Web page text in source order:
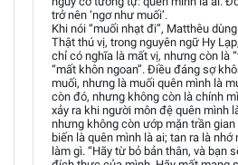
trở nên ‘ngơ như muối’.
Khi nói “muối nhạt đi”, Matthêu
Thật thú vị, trong nguyên ngữ Hy
chỉ có nghĩa là mất vị, nhưng còn là
“mất khôn ngoan”. Điều đáng sợ
muối, nhưng là muối quên mình là
còn đó, nhưng không còn là chính
xảy ra khi người môn đệ quên mình
nhưng không còn ướp mặn trần
biến là quên mình là ai; tan ra là
làm gì. “Hãy từ bỏ bản thân, và bạn